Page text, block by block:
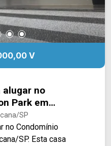
V
alugar no
Park em
SP
no Condomínio
Esta casa